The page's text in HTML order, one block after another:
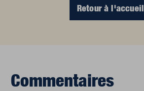
Retour à l'accueil
Commentaires